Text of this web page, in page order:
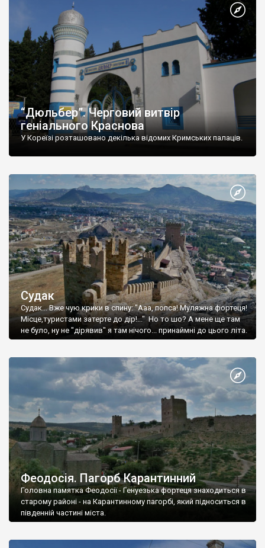
“Дюльбер”. Черговий витвір
геніального Краснова
У Кореїзі розташовано декілька відомих Кримських палаців.
Судак
Судак... Вже чую крики в спину: "Ааа, попса! Муляжна фортеця!
Місце,туристами затерте до дір!..." Но то шо? А мене ще там
не було, ну не "дірявив" я там нічого... принаймні до цього літа.
Феодосія. Пагорб Карантинний
Головна памятка Феодосії - Генуезька фортеця знаходиться в
старому районі - на Карантинному пагорбі, який підноситься в
південній частині міста.